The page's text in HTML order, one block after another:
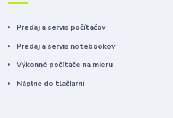
Predaj a servis počítačov
Predaj a servis notebookov
Výkonné počítače na mieru
Náplne do tlačiarní